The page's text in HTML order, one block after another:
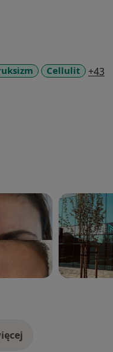
Cellulit +43